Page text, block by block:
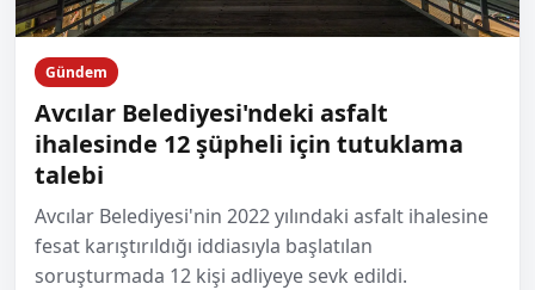
Gündem
Avcılar Belediyesi'ndeki asfalt
ihalesinde 12 şüpheli için tutuklama
talebi
Avcılar Belediyesi'nin 2022 yılındaki asfalt ihalesine
fesat karıştırıldığı iddiasıyla başlatılan
soruşturmada 12 kişi adliyeye sevk edildi.